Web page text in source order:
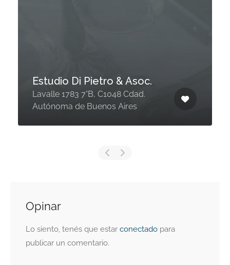
Estudio Di Pietro & Asoc.
Lavalle 1783 7°B, C1048 Cdad.
Autónoma de Buenos Aires
Opinar
Lo siento, tenés que estar conectado para
publicar un comentario.